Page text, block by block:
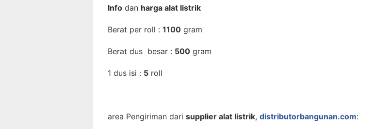
Info dan harga alat listrik
Berat per roll : 1100 gram
Berat dus besar : 500 gram
1 dus isi : 5 roll
area Pengiriman dari supplier alat listrik, distributorbangunan.com: